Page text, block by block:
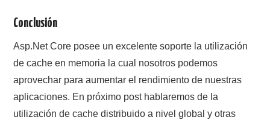
Conclusión
Asp.Net Core posee un excelente soporte la utilización
de cache en memoria la cual nosotros podemos
aprovechar para aumentar el rendimiento de nuestras
aplicaciones. En próximo post hablaremos de la
utilización de cache distribuido a nivel global y otras